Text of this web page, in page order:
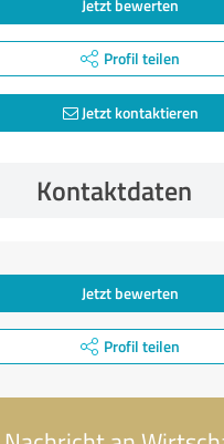
Jetzt bewerten
Profil teilen
Jetzt kontaktieren
Kontaktdaten
Jetzt bewerten
Profil teilen